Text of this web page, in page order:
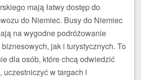
mają łatwy dostęp do
do Niemiec. Busy do Niemiec
na wygodne podróżowanie
jak i turystycznych. To
dla osób, które chcą odwiedzić
uczestniczyć w targach i